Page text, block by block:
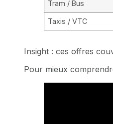
Tram / Bus
Taxis / VTC
Insight : ces offres
Pour mieux